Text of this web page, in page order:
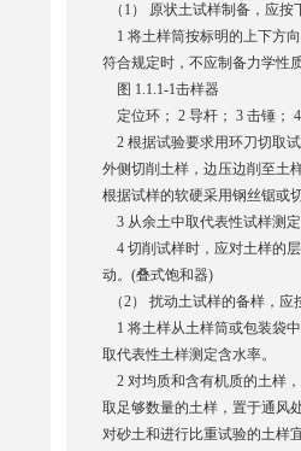
（1） 原状土试样制备，应按
1 将土样筒按标明的上下方
符合规定时，不应制备力学性
图 1.1.1-1击样器
定位环； 2 导杆； 3 击锤；
2 根据试验要求用环刀切取
外侧切削土样，边压边削至土
根据试样的软硬采用钢丝锯或
3 从余土中取代表性试样测
4 切削试样时，应对土样的
动。(叠式饱和器)
（2） 扰动土试样的备样，应
1 将土样从土样筒或包装袋
取代表性土样测定含水率。
2 对均质和含有机质的土样
取足够数量的土样，置于通风
对砂土和进行比重试验的土样